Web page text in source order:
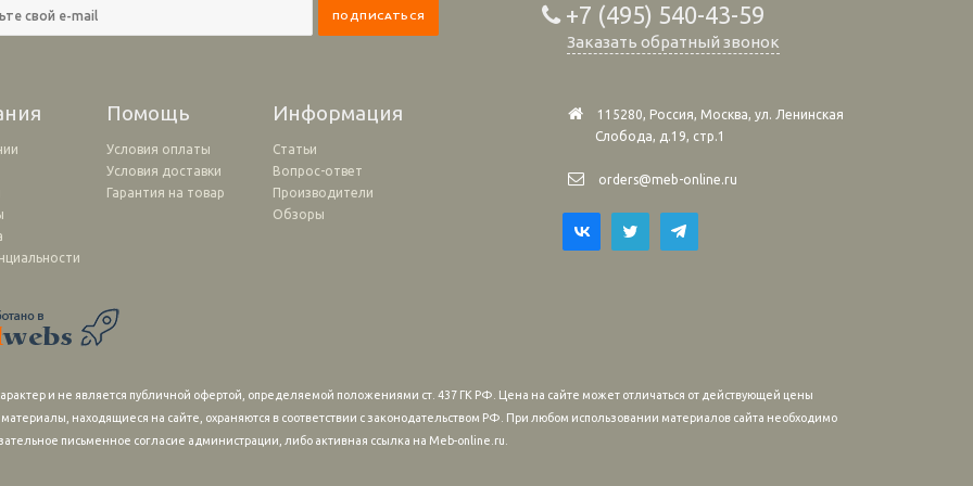
+7 (495) 540-43-59
Заказать обратный звонок
Помощь Информация
Условия оплаты
Условия доставки
Гарантия на товар
Статьи
Вопрос-ответ
Производители
Обзоры
115280, Россия, Москва, ул. Ленинская
Слобода, д.19, стр.1
orders@meb-online.ru
и не является публичной офертой, определяемой положениями ст. 437 ГК РФ. Цена на сайте может отличаться от действующей цены
находящиеся на сайте, охраняются в соответствии с законодательством РФ. При любом использовании материалов сайта необходимо
письменное согласие администрации, либо активная ссылка на Meb-online.ru.